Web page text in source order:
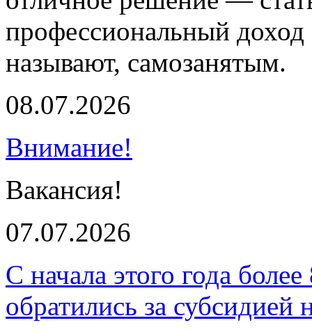
профессиональный
называют, самозанятым.
08.07.2026
Внимание!
Вакансия!
07.07.2026
С начала этого года
обратились за субсидией